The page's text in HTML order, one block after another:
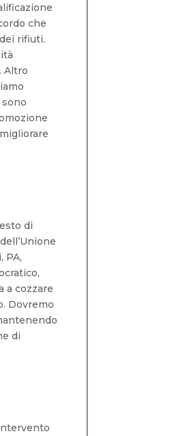
che
rifiuti.
Altro
di
PA,
a cozzare
Dovremo
di